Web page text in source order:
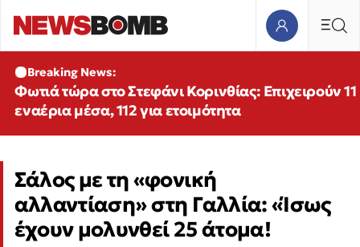
Breaking News:
Φωτιά τώρα στο Στεφάνι Κορινθίας: Επιχειρούν 11
εναέρια μέσα, 112 για ετοιμότητα
Σάλος με τη «φονική
αλλαντίαση» στη Γαλλία: «Ίσως
έχουν μολυνθεί 25 άτομα!